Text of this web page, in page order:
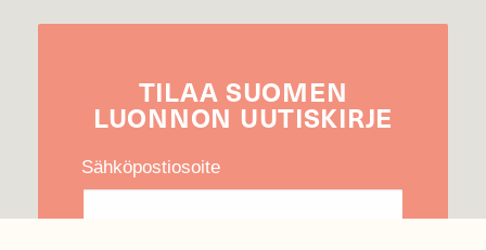
TILAA SUOMEN
LUONNON UUTIS­KIRJE
Sähköpostiosoite